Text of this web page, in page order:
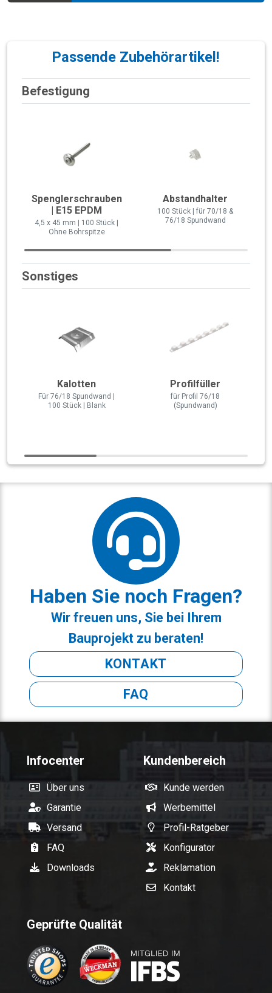
Passende Zubehörartikel!
Befestigung
Spenglerschrauben
| E15 EPDM
4,5 x 45 mm | 100 Stück |
Ohne Bohrspitze
Abstandhalter
100 Stück | für 70/18 &
76/18 Spundwand
Sonstiges
Kalotten
Für 76/18 Spundwand |
100 Stück | Blank
Profilfüller
für Profil 76/18
(Spundwand)
Haben Sie noch Fragen?
Wir freuen uns, Sie bei Ihrem
Bauprojekt zu beraten!
KONTAKT
FAQ
Infocenter
Über uns
Garantie
Versand
FAQ
Downloads
Kundenbereich
Kunde werden
Werbemittel
Profil-Ratgeber
Konfigurator
Reklamation
Kontakt
Geprüfte Qualität